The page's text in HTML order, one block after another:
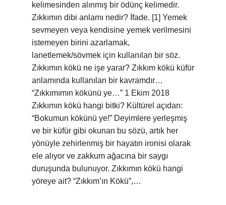
kelimesinden alınmış bir ödünç kelimedir.
Zıkkımın dibi anlamı nedir? İfade. [1] Yemek
sevmeyen veya kendisine yemek verilmesini
istemeyen birini azarlamak,
lanetlemek/sövmek için kullanılan bir söz.
Zıkkımın kökü ne işe yarar? Zıkkım kökü küfür
anlamında kullanılan bir kavramdır…
“Zıkkımımın kökünü ye…” 1 Ekim 2018
Zıkkımın kökü hangi bitki? Kültürel açıdan:
“Bokumun kökünü ye!” Deyimlere yerleşmiş
ve bir küfür gibi okunan bu sözü, artık her
yönüyle zehirlenmiş bir hayatın ironisi olarak
ele alıyor ve zakkum ağacına bir saygı
duruşunda bulunuyor. Zıkkımın kökü hangi
yöreye ait? “Zıkkım’ın Kökü”,…